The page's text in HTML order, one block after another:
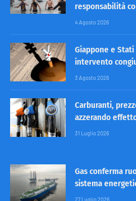
responsabilità
4 Agosto 2026
Giappone e
intervento
3 Agosto 2026
Carburanti,
azzerando
31 Luglio 2026
Gas conferma
sistema
27 Luglio 2026